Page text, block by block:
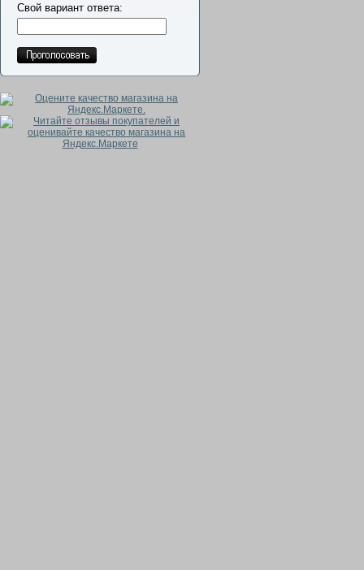
Свой вариант ответа: